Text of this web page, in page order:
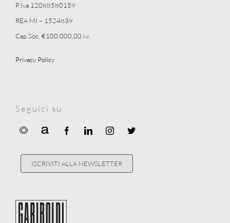
P.Iva 12088580159
REA MI – 1524839
Cap.Soc. €100.000,00 i.v.
Privacy Policy
Seguici su
ISCRIVITI ALLA NEWSLETTER